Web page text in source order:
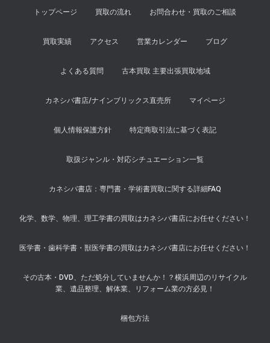
トップページ 買取の流れ お問合わせ・買取のご相談
買取実績 アクセス 営業カレンダー ブログ
よくある質問 古本買取 主要出張買取地域
カネシバ書店/ナインブリックス直売所 マイページ
個人情報保護方針 特定商取引法に基づく表記
取扱ジャンル・対応シチュエーション一覧
カネシバ書店：専門書・学術書買取に関する詳細FAQ
化学、数学、物理、理工学書の買取はカネシバ書店にお任せください！
医学書・歯科学書・獣医学書の買取はカネシバ書店にお任せください！
その古本・DVD、ただ処分していませんか！？横浜周辺のリサイクル
業、遺品整理、解体業、リフォーム業の方必見！
梱包方法